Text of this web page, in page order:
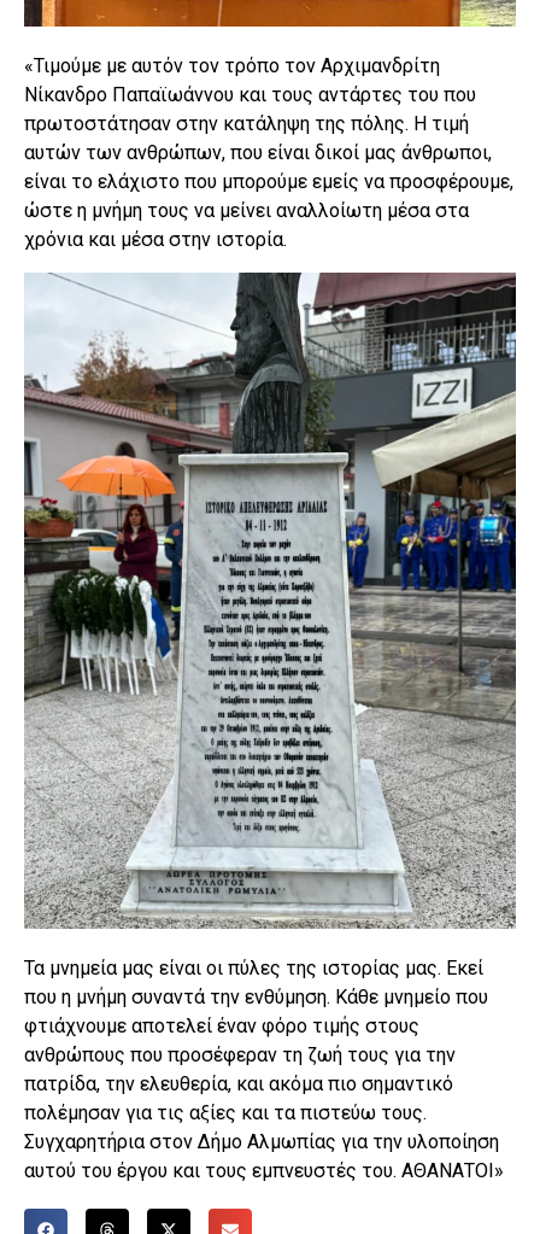
«Τιμούμε με αυτόν τον τρόπο τον Αρχιμανδρίτη
Νίκανδρο Παπαϊωάννου και τους αντάρτες του που
πρωτοστάτησαν στην κατάληψη της πόλης. Η τιμή
αυτών των ανθρώπων, που είναι δικοί μας άνθρωποι,
είναι το ελάχιστο που μπορούμε εμείς να προσφέρουμε,
ώστε η μνήμη τους να μείνει αναλλοίωτη μέσα στα
χρόνια και μέσα στην ιστορία.
Τα μνημεία μας είναι οι πύλες της ιστορίας μας. Εκεί
που η μνήμη συναντά την ενθύμηση. Κάθε μνημείο που
φτιάχνουμε αποτελεί έναν φόρο τιμής στους
ανθρώπους που προσέφεραν τη ζωή τους για την
πατρίδα, την ελευθερία, και ακόμα πιο σημαντικό
πολέμησαν για τις αξίες και τα πιστεύω τους.
Συγχαρητήρια στον Δήμο Αλμωπίας για την υλοποίηση
αυτού του έργου και τους εμπνευστές του. ΑΘΑΝΑΤΟΙ»